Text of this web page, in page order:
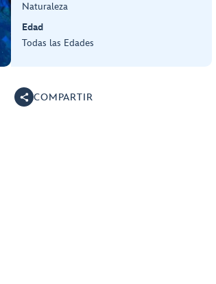
Naturaleza
Edad
Todas las Edades
COMPARTIR